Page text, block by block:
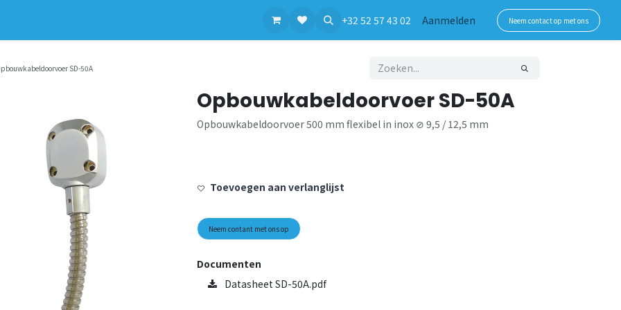
+32 52 57 43 02 Aanmelden Neem contact op met ons
SD-50A
Opbouwkabeldoorvoer SD-50A
Opbouwkabeldoorvoer 500 mm flexibel in inox ⊘ 9,5 / 12,5 mm
Toevoegen aan verlanglijst
Neem contant met ons op
Documenten
Datasheet SD-50A.pdf